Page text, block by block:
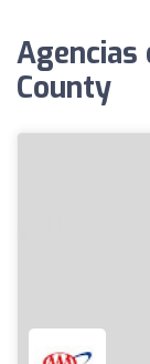
Agencias
County